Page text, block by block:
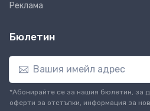
Реклама
Бюлетин
*Абонирайте се за нашия бюлетин, за
оферти за отстъпки, информация за